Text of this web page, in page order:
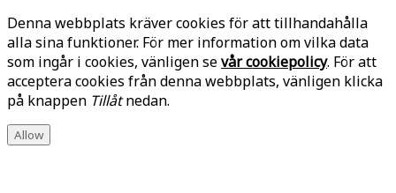
Denna webbplats kräver cookies för att tillhandahålla
alla sina funktioner. För mer information om vilka data
som ingår i cookies, vänligen sevår cookiepolicy. För att
acceptera cookies från denna webbplats, vänligen klicka
på knappen Tillåtnedan.
Allow